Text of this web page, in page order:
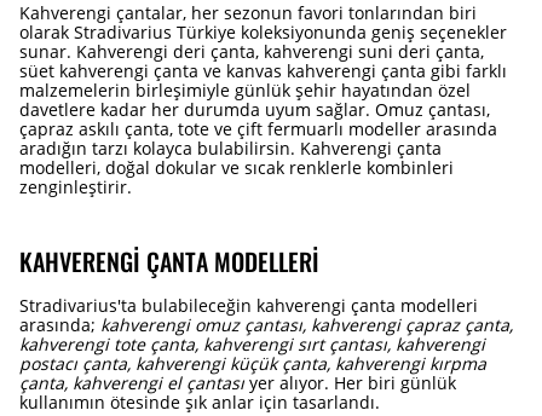
Kahverengi çantalar, her sezonun favori tonlarından biri
olarak Stradivarius Türkiye koleksiyonunda geniş seçenekler
sunar. Kahverengi deri çanta, kahverengi suni deri çanta,
süet kahverengi çanta ve kanvas kahverengi çanta gibi farklı
malzemelerin birleşimiyle günlük şehir hayatından özel
davetlere kadar her durumda uyum sağlar. Omuz çantası,
çapraz askılı çanta, tote ve çift fermuarlı modeller arasında
aradığın tarzı kolayca bulabilirsin. Kahverengi çanta
modelleri, doğal dokular ve sıcak renklerle kombinleri
zenginleştirir.
KAHVERENGI ÇANTA MODELLERI
Stradivarius'ta bulabileceğin kahverengi çanta modelleri
arasında; kahverengi omuz çantası, kahverengi çapraz çanta,
kahverengi tote çanta, kahverengi sırt çantası, kahverengi
postacı çanta, kahverengi küçük çanta, kahverengi kırpma
çanta, kahverengi el çantası yer alıyor. Her biri günlük
kullanımın ötesinde şık anlar için tasarlandı.